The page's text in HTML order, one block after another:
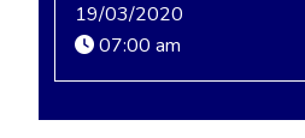
19/03/2020
07:00 am